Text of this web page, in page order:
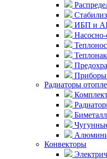
ИБП и
Приборы
Радиаторы
Конвекторы